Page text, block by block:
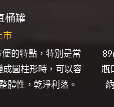
罐
的特點，特別是當
圓柱形時，可以容
體性，乾淨利落。
瓶